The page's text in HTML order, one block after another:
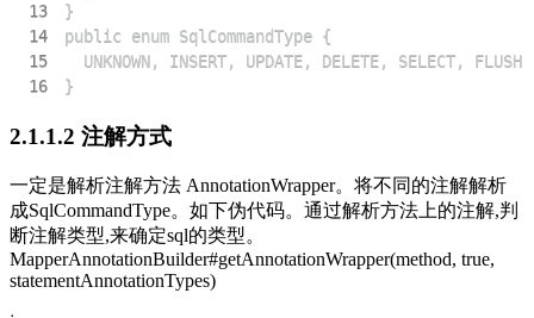
13
14
15
  UNKNOWN, INSERT, UPDATE, DELETE, SELECT, FLUSH
16
}
2.1.1.2 注解方式
一定是解析注解方法 AnnotationWrapper。将不同的注解解析
成SqlCommandType。如下伪代码。通过解析方法上的注解,判
断注解类型,来确定sql的类型。
MapperAnnotationBuilder#getAnnotationWrapper(method, true,
statementAnnotationTypes)